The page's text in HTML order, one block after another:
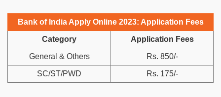
Bank of India Apply Online 2023: Application Fees
Category Application Fees
General & Others Rs. 850/-
SC/ST/PWD Rs. 175/-